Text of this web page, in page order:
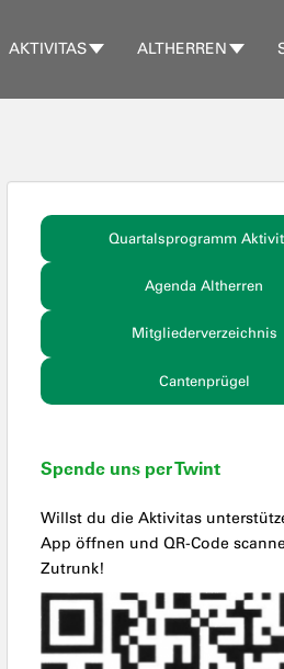
AKTIVITAS ALTHERREN
Quartalsprogramm
Agenda Altherren
Mitgliederverzeichnis
Cantenprügel
Spende uns per Twint
Willst du die Aktivitas
App öffnen und QR-Code
Zutrunk!